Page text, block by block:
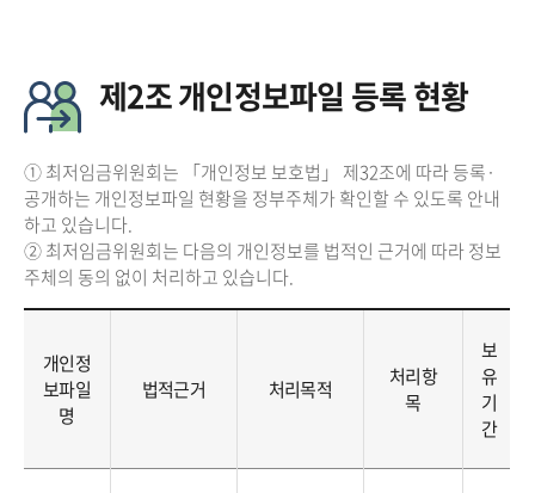
제2조 개인정보파일 등록 현황
① 최저임금위원회는 「개인정보 보호법」 제32조에 따라 등록·
공개하는 개인정보파일 현황을 정부주체가 확인할 수 있도록 안내
하고 있습니다.
② 최저임금위원회는 다음의 개인정보를 법적인 근거에 따라 정보
주체의 동의 없이 처리하고 있습니다.
개인정
보파일
명
법적근거 처리목적
처리항
목
보
유
기
간